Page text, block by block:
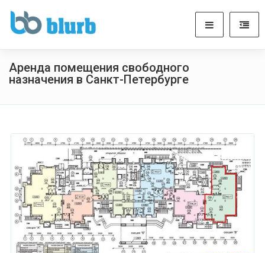
Аренда помещения свободного
назначения в Санкт-Петербурге